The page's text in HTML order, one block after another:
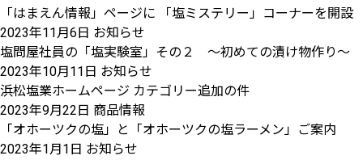
「はまえん情報」ページに 「塩ミステリー」コーナーを開設
2023年11月6日 お知らせ
塩問屋社員の「塩実験室」その２ ～初めての漬け物作り～
2023年10月11日 お知らせ
浜松塩業ホームページ カテゴリー追加の件
2023年9月22日 商品情報
「オホーツクの塩」と「オホーツクの塩ラーメン」ご案内
2023年1月1日 お知らせ